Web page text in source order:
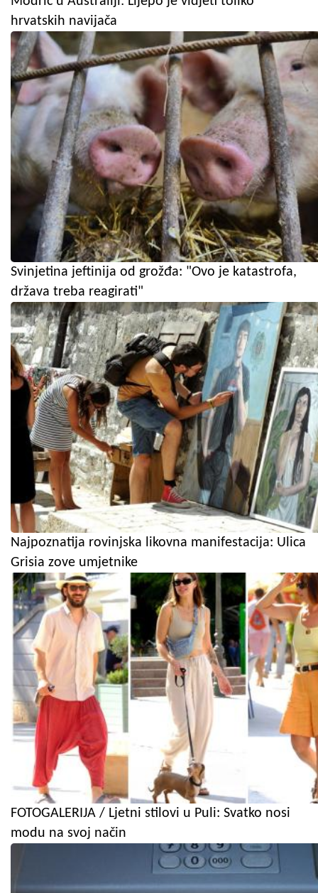
hrvatskih navijača
Svinjetina jeftinija od grožđa: "Ovo je katastrofa,
država treba reagirati"
Najpoznatija rovinjska likovna manifestacija: Ulica
Grisia zove umjetnike
FOTOGALERIJA / Ljetni stilovi u Puli: Svatko nosi
modu na svoj način